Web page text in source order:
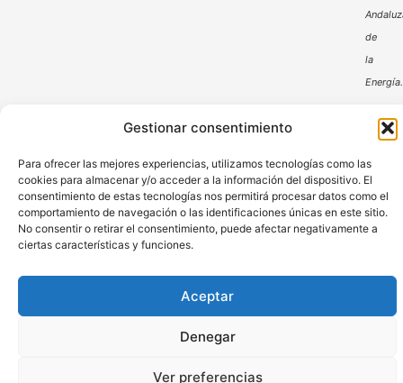
Gestionar consentimiento
Para ofrecer las mejores experiencias, utilizamos tecnologías como las
cookies para almacenar y/o acceder a la información del dispositivo. El
consentimiento de estas tecnologías nos permitirá procesar datos como el
comportamiento de navegación o las identificaciones únicas en este sitio.
No consentir o retirar el consentimiento, puede afectar negativamente a
ciertas características y funciones.
Aceptar
Denegar
Ver preferencias
de
la
Energía.
Aviso Legal Política de Privacidad
© DHP comerpa 2024 – Derechos Reservados